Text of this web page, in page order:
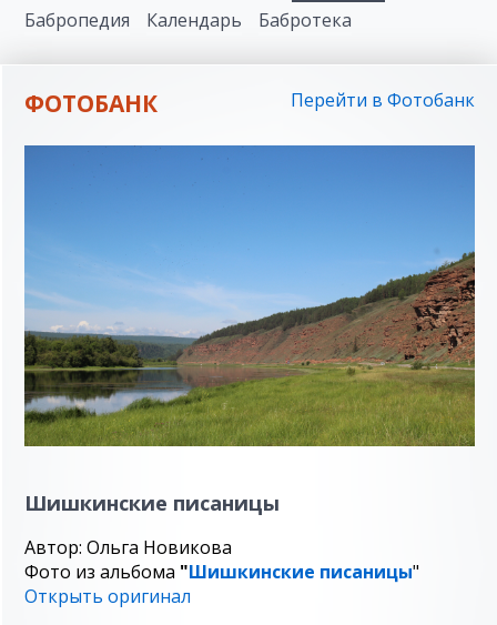
Бабропедия
Календарь Бабротека
ФОТОБАНК Перейти в Фотобанк
Шишкинcкие писаницы
Автор: Ольга Новикова
Фото из альбома "Шишкинcкие писаницы"
Открыть оригинал